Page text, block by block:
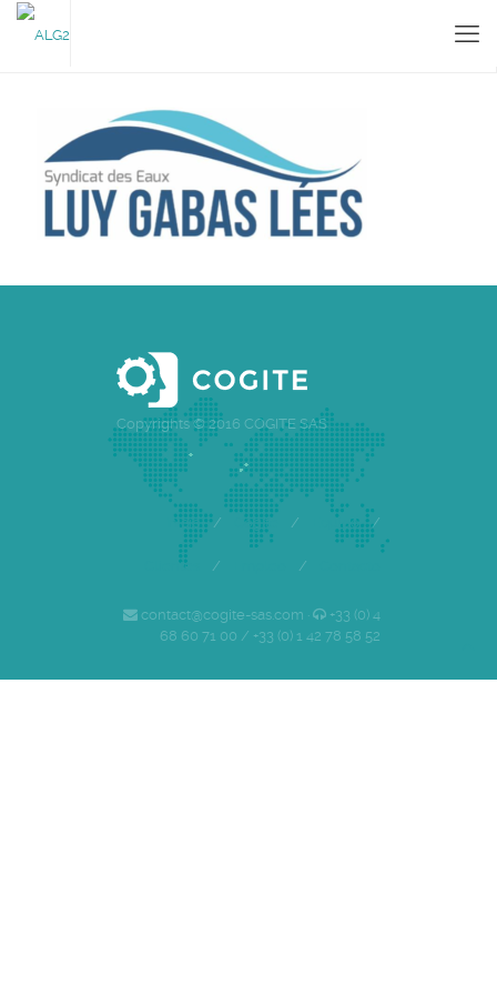
Copyrights © 2016 COGITE SAS
Inicio / Cogite / Equipo /
Clientes / /
contact@cogite-sas.com ·
+33 (0) 4
68 60 71 00 / +33 (0) 1 42 78 58 52